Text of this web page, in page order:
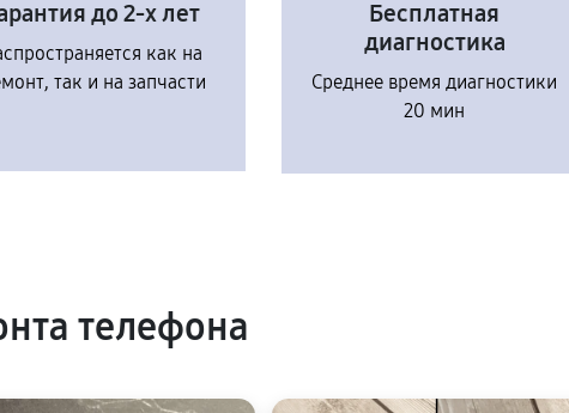
до 2-х лет
как на
так и на запчасти
Бесплатная
диагностика
Среднее время диагностики
20 мин
телефона